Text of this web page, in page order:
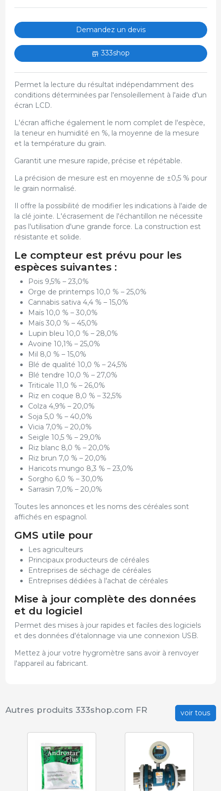
Demandez un devis
333shop
Permet la lecture du résultat indépendamment des
conditions déterminées par l'ensoleillement à l'aide d'un
écran LCD.
L'écran affiche également le nom complet de l'espèce,
la teneur en humidité en %, la moyenne de la mesure
et la température du grain.
Garantit une mesure rapide, précise et répétable.
La précision de mesure est en moyenne de ±0,5 % pour
le grain normalisé.
Il offre la possibilité de modifier les indications à l'aide de
la clé jointe. L'écrasement de l'échantillon ne nécessite
pas l'utilisation d'une grande force. La construction est
résistante et solide.
Le compteur est prévu pour les
espèces suivantes :
Pois 9,5% – 23,0%
Orge de printemps 10,0 % – 25,0%
Cannabis sativa 4,4 % – 15,0%
Maïs 10,0 % – 30,0%
Maïs 30,0 % – 45,0%
Lupin bleu 10,0 % – 28,0%
Avoine 10,1% – 25,0%
Mil 8,0 % – 15,0%
Blé de qualité 10,0 % – 24,5%
Blé tendre 10,0 % – 27,0%
Triticale 11,0 % – 26,0%
Riz en coque 8,0 % – 32,5%
Colza 4,9% – 20,0%
Soja 5,0 % – 40,0%
Vicia 7,0% – 20,0%
Seigle 10,5 % – 29,0%
Riz blanc 8,0 % – 20,0%
Riz brun 7,0 % – 20,0%
Haricots mungo 8,3 % – 23,0%
Sorgho 6,0 % – 30,0%
Sarrasin 7,0% – 20,0%
Toutes les annonces et les noms des céréales sont
affichés en espagnol.
GMS utile pour
Les agriculteurs
Principaux producteurs de céréales
Entreprises de séchage de céréales
Entreprises dédiées à l'achat de céréales
Mise à jour complète des données
et du logiciel
Permet des mises à jour rapides et faciles des logiciels
et des données d'étalonnage via une connexion USB.
Mettez à jour votre hygromètre sans avoir à renvoyer
l'appareil au fabricant.
voir tous
Autres produits 333shop.com FR